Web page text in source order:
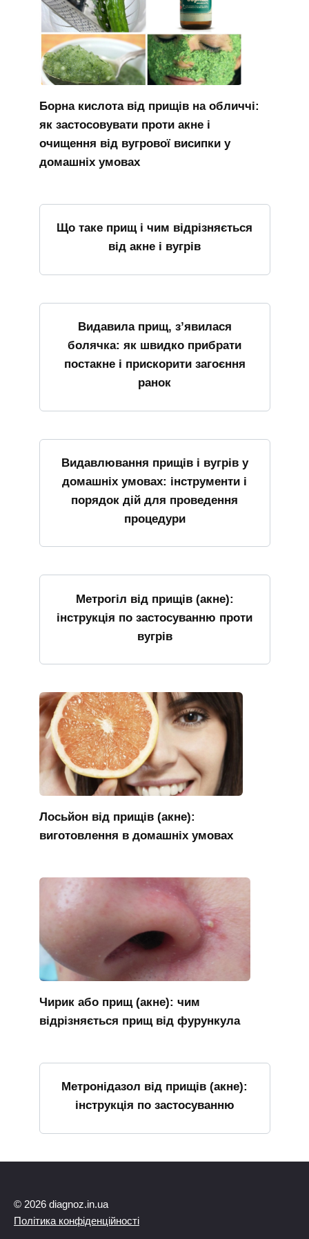
Борна кислота від прищів на обличчі:
як застосовувати проти акне і
очищення від вугрової висипки у
домашніх умовах
Що таке прищ і чим відрізняється
від акне і вугрів
Видавила прищ, з’явилася
болячка: як швидко прибрати
постакне і прискорити загоєння
ранок
Видавлювання прищів і вугрів у
домашніх умовах: інструменти і
порядок дій для проведення
процедури
Метрогіл від прищів (акне):
інструкція по застосуванню проти
вугрів
Лосьйон від прищів (акне):
виготовлення в домашніх умовах
Чирик або прищ (акне): чим
відрізняється прищ від фурункула
Метронідазол від прищів (акне):
інструкція по застосуванню
© 2026 diagnoz.in.ua
Політика конфіденційності